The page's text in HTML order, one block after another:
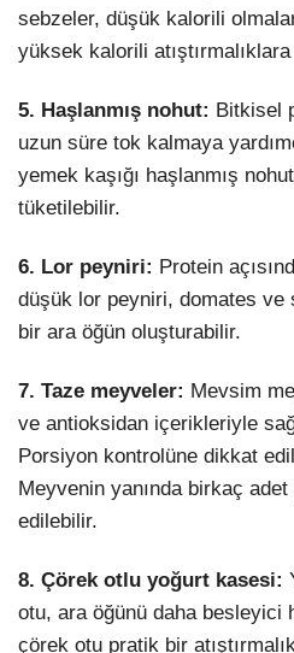
sebzeler, düşük kalorili
yüksek kalorili
5. Haşlanmış nohut: Bitkisel
uzun süre tok kalmaya
yemek kaşığı haşlanmış
tüketilebilir.
6. Lor peyniri: Protein
düşük lor peyniri, domates ve
bir ara öğün oluşturabilir.
7. Taze meyveler: Mevsim
ve antioksidan içerikleriyle
Porsiyon kontrolüne dikkat
Meyvenin yanında birkaç
edilebilir.
8. Çörek otlu yoğurt kasesi:
otu, ara öğünü daha besleyici
çörek otu pratik bir